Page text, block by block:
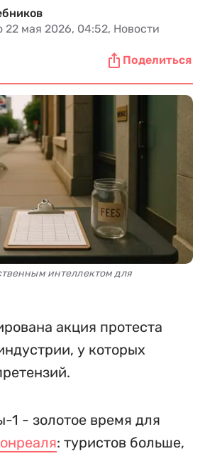
22 мая 2026, 04:52, Новости
Поделиться
интеллектом для
акция протеста
у которых
1 - золотое время для
: туристов больше,